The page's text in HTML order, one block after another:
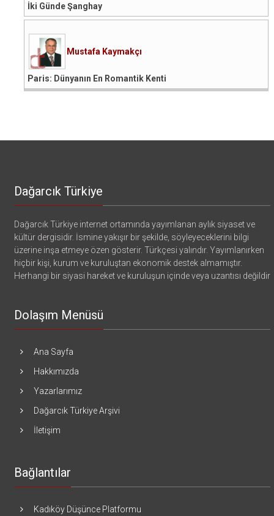
İki Günde Şanghay
Mustafa Kaymakçı
Paris: Dünyanın En Romantik Kenti
Dağarcık Türkiye
Dağarcık Türkiye internet ortamında yayımlanan aylık siyaset ve
kültür dergisidir. İsmine yakışır bir şekilde, söyleyeceklerini bilgi
üzerine inşa etmeye özen gösterir. Türkçesi yalındır. Yayımlanırken
hiçbir kişi, kurum ve kuruluştan ekonomik destek almamıştır.
Herhangi bir siyasi hareket ve kuruluşun içinde veya uzantısı değildir
Dolaşım Menüsü
Ana Sayfa
Hakkımızda
Yazarlarımız
Dağarcık Türkiye Arşivi
İletişim
Bağlantılar
Kadıköy Düşünce Platformu